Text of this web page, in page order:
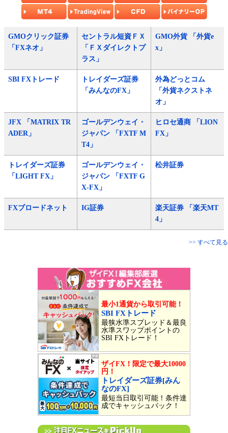
GMOクリック証券
「FXネオ」
セントラル短資ＦＸ
「ＦＸダイレクトプ
ラス」
GMO外貨 「外貨e
x」
SBI FXトレード
トレイダーズ証券
「みんなのFX」
外為どっとコム
「外貨ネクストネ
オ」
JFX 「MATRIX TR
ADER」
ゴールデンウェイ・
ジャパン 「FXTF M
T4」
ヒロセ通商 「LION
FX」
トレイダーズ証券
「LIGHT FX」
ゴールデンウェイ・
ジャパン 「FXTF G
X-FX」
松井証券
FXブロードネット IG証券
楽天証券 「楽天MT
4」
>> すべて見る
最小1通貨から取引可能！
SBI FXトレード
最狭水準スプレッド＆最良
水準スワップポイントの
SBI FXトレード！
ザイFX！限定で最大10000
円！
トレイダーズ証券[みん
なのFX]
最短当日取引可能！条件達
成でキャッシュバック！